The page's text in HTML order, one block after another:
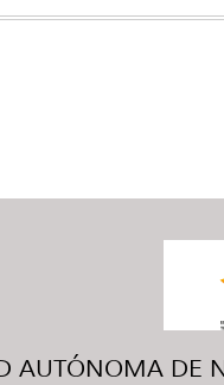
AUTÓNOMA DE